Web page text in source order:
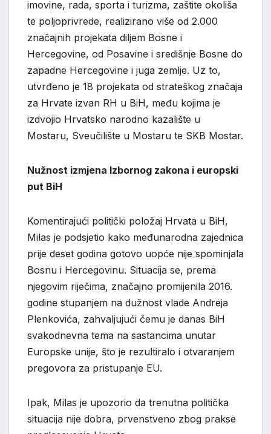
imovine, rada, sporta i turizma, zaštite okoliša
te poljoprivrede, realizirano više od 2.000
značajnih projekata diljem Bosne i
Hercegovine, od Posavine i središnje Bosne do
zapadne Hercegovine i juga zemlje. Uz to,
utvrđeno je 18 projekata od strateškog značaja
za Hrvate izvan RH u BiH, među kojima je
izdvojio Hrvatsko narodno kazalište u
Mostaru, Sveučilište u Mostaru te SKB Mostar.
Nužnost izmjena Izbornog zakona i europski
put BiH
Komentirajući politički položaj Hrvata u BiH,
Milas je podsjetio kako međunarodna zajednica
prije deset godina gotovo uopće nije spominjala
Bosnu i Hercegovinu. Situacija se, prema
njegovim riječima, značajno promijenila 2016.
godine stupanjem na dužnost vlade Andreja
Plenkovića, zahvaljujući čemu je danas BiH
svakodnevna tema na sastancima unutar
Europske unije, što je rezultiralo i otvaranjem
pregovora za pristupanje EU.
Ipak, Milas je upozorio da trenutna politička
situacija nije dobra, prvenstveno zbog prakse